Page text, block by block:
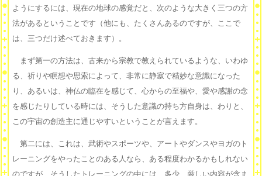
ようにするには、現在の地球の感覚だと、次のような大きく三つの方
法があるということです（他にも、たくさんあるのですが、ここで
は、三つだけ述べておきます）。
まず第一の方法は、古来から宗教で教えられているような、いわゆ
る、祈りや瞑想や思索によって、非常に静寂で精妙な意識になった
り、あるいは、神仏の臨在を感じて、心からの至福や、愛や感謝の念
を感じたりしている時には、そうした意識の持ち方自身は、わりと、
この宇宙の創造主に通じやすいということが言えます。
第二には、これは、武術やスポーツや、アートやダンスやヨガのト
レーニングをやったことのある人なら、ある程度わかるかもしれない
のですが、そうしたトレーニングの中には、多少、厳しい内容が含ま